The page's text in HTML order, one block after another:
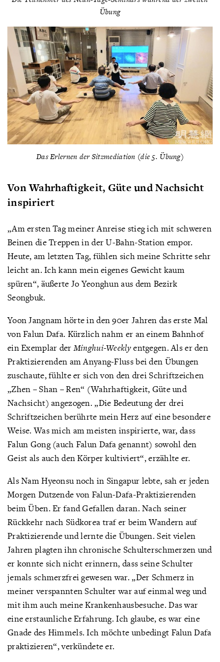
Übung
Das Erlernen der Sitzmediation (die 5. Übung)
Von Wahrhaftigkeit, Güte und Nachsicht
inspiriert
„Am ersten Tag meiner Anreise stieg ich mit schweren
Beinen die Treppen in der U-Bahn-Station empor.
Heute, am letzten Tag, fühlen sich meine Schritte sehr
leicht an. Ich kann mein eigenes Gewicht kaum
spüren“, äußerte Jo Yeonghun aus dem Bezirk
Seongbuk.
Yoon Jangnam hörte in den 90er Jahren das erste Mal
von Falun Dafa. Kürzlich nahm er an einem Bahnhof
ein Exemplar derMinghui-Weeklyentgegen. Als er den
Praktizierenden am Anyang-Fluss bei den Übungen
zuschaute, fühlte er sich von den drei Schriftzeichen
„Zhen – Shan – Ren“ (Wahrhaftigkeit, Güte und
Nachsicht) angezogen. „Die Bedeutung der drei
Schriftzeichen berührte mein Herz auf eine besondere
Weise. Was mich am meisten inspirierte, war, dass
Falun Gong (auch Falun Dafa genannt) sowohl den
Geist als auch den Körper kultiviert“, erzählte er.
Als Nam Hyeonsu noch in Singapur lebte, sah er jeden
Morgen Dutzende von Falun-Dafa-Praktizierenden
beim Üben. Er fand Gefallen daran. Nach seiner
Rückkehr nach Südkorea traf er beim Wandern auf
Praktizierende und lernte die Übungen. Seit vielen
Jahren plagten ihn chronische Schulterschmerzen und
er konnte sich nicht erinnern, dass seine Schulter
jemals schmerzfrei gewesen war. „Der Schmerz in
meiner verspannten Schulter war auf einmal weg und
mit ihm auch meine Krankenhausbesuche. Das war
eine erstaunliche Erfahrung. Ich glaube, es war eine
Gnade des Himmels. Ich möchte unbedingt Falun Dafa
praktizieren“, verkündete er.